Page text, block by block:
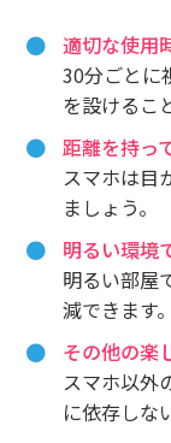
適切な使用
30分ごとに
を設けるこ
距離を持っ
スマホは目
ましょう。
明るい環境
明るい部屋
減できます。
その他の楽
スマホ以外
に依存しな